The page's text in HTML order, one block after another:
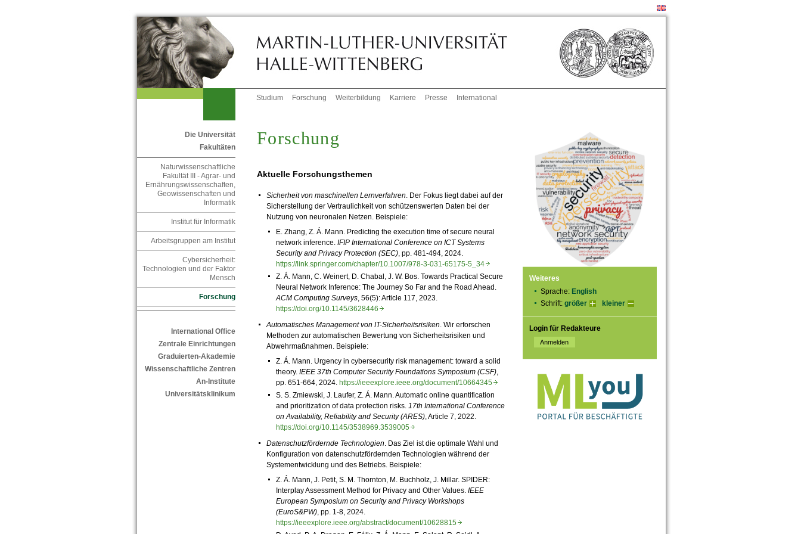
Studium Forschung Weiterbildung Karriere Presse International
Die Universität
Fakultäten
Naturwissenschaftliche
Fakultät III - Agrar- und
Ernährungswissenschaften,
Geowissenschaften und
Informatik
Institut für Informatik
Arbeitsgruppen am Institut
Cybersicherheit:
Technologien und der Faktor
Mensch
Forschung
International Office
Zentrale Einrichtungen
Graduierten-Akademie
Wissenschaftliche Zentren
An-Institute
Universitätsklinikum
Weiteres
Sprache: English
Schrift: größer kleiner
Login für Redakteure
Forschung
Aktuelle Forschungsthemen
Sicherheit von maschinellen Lernverfahren. Der Fokus liegt dabei auf der
Sicherstellung der Vertraulichkeit von schützenswerten Daten bei der
Nutzung von neuronalen Netzen. Beispiele:
E. Zhang, Z. Á. Mann. Predicting the execution time of secure neural
network inference. IFIP International Conference on ICT Systems
Security and Privacy Protection (SEC), pp. 481-494, 2024.
https://link.springer.com/chapter/10.1007/978-3-031-65175-5_34
Z. Á. Mann, C. Weinert, D. Chabal, J. W. Bos. Towards Practical Secure
Neural Network Inference: The Journey So Far and the Road Ahead.
ACM Computing Surveys, 56(5): Article 117, 2023.
https://doi.org/10.1145/3628446
Automatisches Management von IT-Sicherheitsrisiken. Wir erforschen
Methoden zur automatischen Bewertung von Sicherheitsrisiken und
Abwehrmaßnahmen. Beispiele:
Z. Á. Mann. Urgency in cybersecurity risk management: toward a solid
theory. IEEE 37th Computer Security Foundations Symposium (CSF),
pp. 651-664, 2024. https://ieeexplore.ieee.org/document/10664345
S. S. Zmiewski, J. Laufer, Z. Á. Mann. Automatic online quantification
and prioritization of data protection risks. 17th International Conference
on Availability, Reliability and Security (ARES), Article 7, 2022.
https://doi.org/10.1145/3538969.3539005
Datenschutzfördernde Technologien. Das Ziel ist die optimale Wahl und
Konfiguration von datenschutzfördernden Technologien während der
Systementwicklung und des Betriebs. Beispiele:
Z. Á. Mann, J. Petit, S. M. Thornton, M. Buchholz, J. Millar. SPIDER:
Interplay Assessment Method for Privacy and Other Values. IEEE
European Symposium on Security and Privacy Workshops
(EuroS&PW), pp. 1-8, 2024.
https://ieeexplore.ieee.org/abstract/document/10628815